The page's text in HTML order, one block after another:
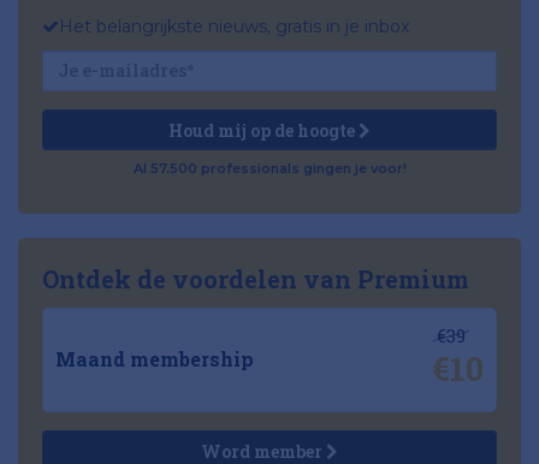
Het belangrijkste nieuws, gratis in je inbox
Houd mij op de hoogte
Al 57.500 professionals gingen je voor!
Ontdek de voordelen van Premium
Maand membership
€39
€10
Word member